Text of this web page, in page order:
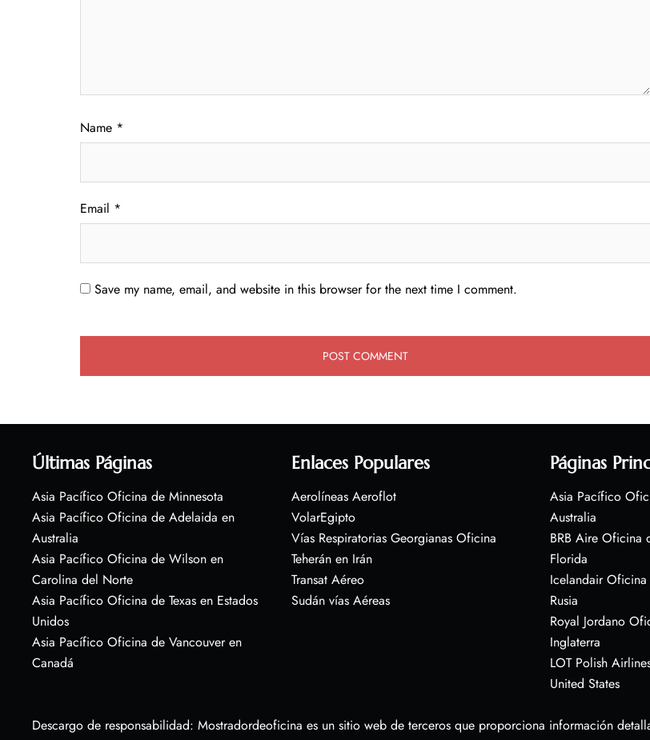
Name *
Email *
Save my name, email, and website in this browser for the next time I comment.
Últimas Páginas
Asia Pacífico Oficina de Minnesota
Asia Pacífico Oficina de Adelaida en
Australia
Asia Pacífico Oficina de Wilson en
Carolina del Norte
Asia Pacífico Oficina de Texas en Estados
Unidos
Asia Pacífico Oficina de Vancouver en
Canadá
Enlaces Populares
Aerolíneas Aeroflot
VolarEgipto
Vías Respiratorias Georgianas Oficina
Teherán en Irán
Transat Aéreo
Sudán vías Aéreas
Páginas
Asia Pacífico
Australia
BRB Aire Oficina
Florida
Icelandair Oficina
Rusia
Royal Jordano
Inglaterra
LOT Polish
United States
Descargo de responsabilidad: Mostradordeoficina es un sitio web de terceros que proporciona información